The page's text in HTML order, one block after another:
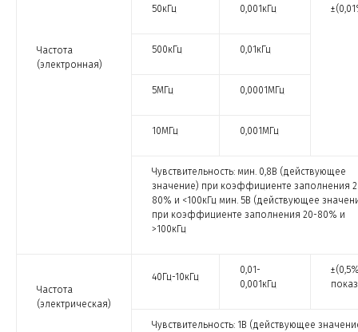
Частота
(электронная)
50кГц 0,001кГц
500кГц 0,01кГц
5МГц 0,0001МГц
10МГц 0,001МГц
Чувствительность: мин. 0,8В (действующее
значение) при коэффициенте заполнения
80% и <100кГц мин. 5В (действующее
при коэффициенте заполнения 20-80% и
>100кГц
Частота
(электрическая)
40Гц-10кГц
0,01-
0,001кГц
Чувствительность: 1В (действующее